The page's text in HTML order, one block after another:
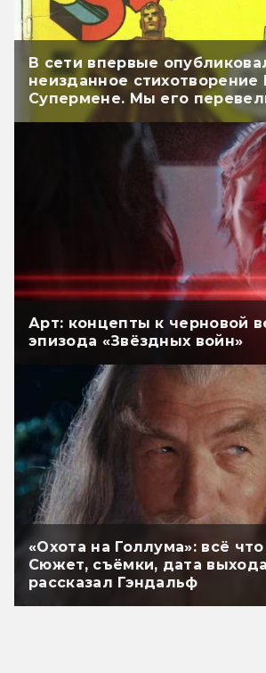
В сети впервые
неизданное стихотворение
Супермене. Мы его
Арт: концепты к черновой
эпизода «Звёздных войн»
«Охота на Голлума»: всё
Сюжет, съёмки, дата
рассказал Гэндальф